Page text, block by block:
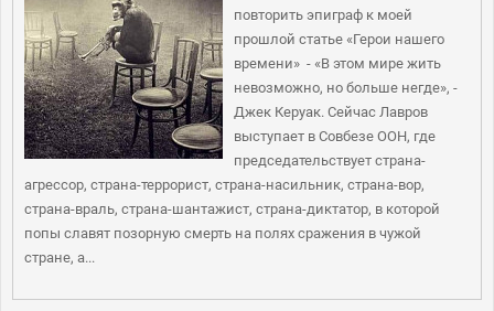
повторить эпиграф к моей
прошлой статье «Герои нашего
времени» - «В этом мире жить
невозможно, но больше негде», -
Джек Керуак. Сейчас Лавров
выступает в Совбезе ООН, где
председательствует страна-
агрессор, страна-террорист, страна-насильник, страна-вор,
страна-враль, страна-шантажист, страна-диктатор, в которой
попы славят позорную смерть на полях сражения в чужой
стране, а...